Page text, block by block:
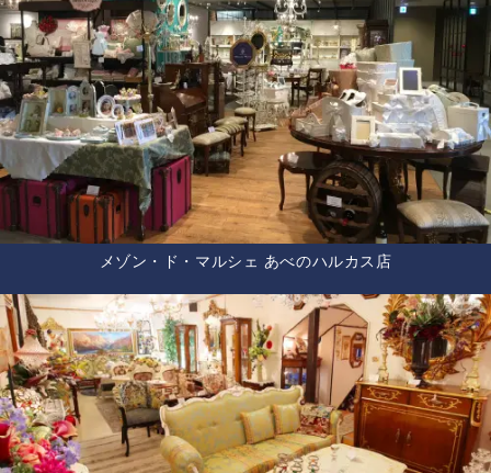
メゾン・ド・マルシェ あべのハルカス店